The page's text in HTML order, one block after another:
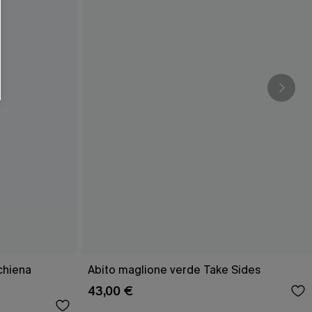
Abito maglione verde Take Sides
43,00 €
i nostri
valutare il livello di coinvolgimento,